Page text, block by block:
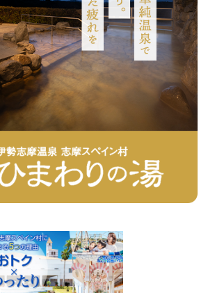
お知らせ
マリア」運休のお知らせ
お知らせ
チャー＆志摩スペイン村パルケエスパー
開始について
ブログ
ッズが勢ぞろい！
設のお知らせ
お知らせ
ゴス営業終了のお知らせ